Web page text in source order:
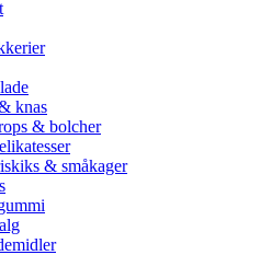
knas
& bolcher
& småkager